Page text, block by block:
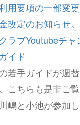
用要項の一部変更
改定のお知らせ。
ラブYoutubeチャ
イド
若手ガイドが週
こちらも是非ご覧
嶋と小池が参加